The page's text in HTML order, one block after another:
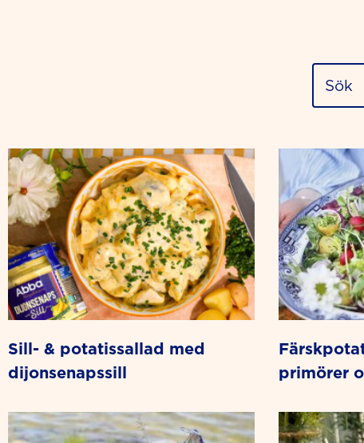
sill- & potatissallad med
dijonsenapssill
färskpotatissallad med
primörer